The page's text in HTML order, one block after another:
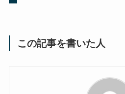
この記事を書いた人